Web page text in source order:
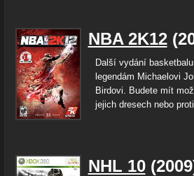
NBA 2K12
Další vydání
legendám Michaelovi
Birdovi. Budete mít
jejich dresech nebo
NHL 10